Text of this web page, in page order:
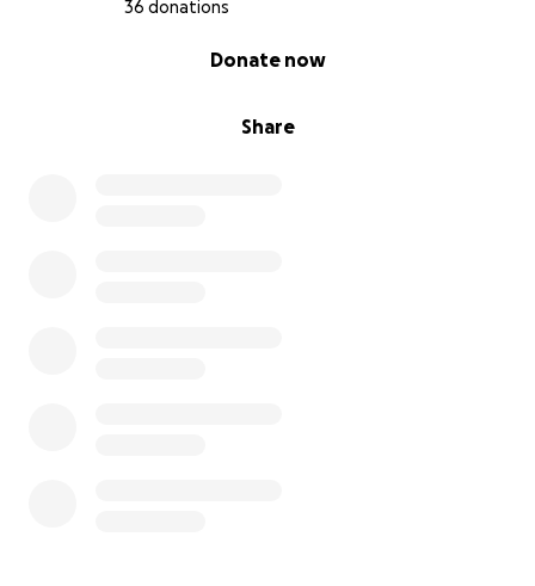
36 donations
Share
Donate now